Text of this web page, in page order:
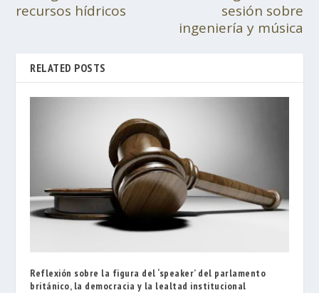
recursos hídricos
sesión sobre
ingeniería y música
RELATED POSTS
Reflexión sobre la figura del ‘speaker’ del parlamento
británico, la democracia y la lealtad institucional